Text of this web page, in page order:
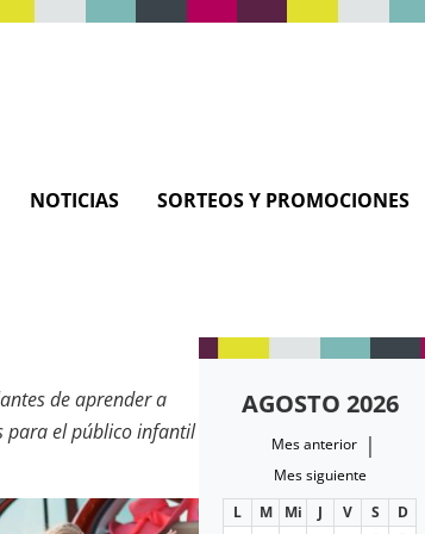
NOTICIAS SORTEOS Y PROMOCIONES
de aprender a
para el público infantil
a todas las edades
AGOSTO 2026
Mes anterior |
Mes siguiente
L
M Mi J V S
D